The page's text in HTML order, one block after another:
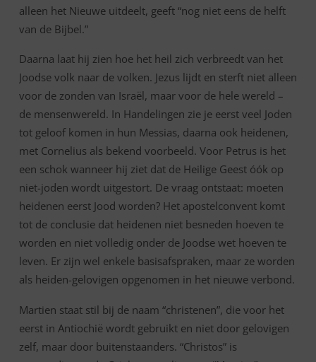
alleen het Nieuwe uitdeelt, geeft “nog niet eens de helft
van de Bijbel.”
Daarna laat hij zien hoe het heil zich verbreedt van het
Joodse volk naar de volken. Jezus lijdt en sterft niet alleen
voor de zonden van Israël, maar voor de hele wereld –
de mensenwereld. In Handelingen zie je eerst veel Joden
tot geloof komen in hun Messias, daarna ook heidenen,
met Cornelius als bekend voorbeeld. Voor Petrus is het
een schok wanneer hij ziet dat de Heilige Geest óók op
niet-joden wordt uitgestort. De vraag ontstaat: moeten
heidenen eerst Jood worden? Het apostelconvent komt
tot de conclusie dat heidenen niet besneden hoeven te
worden en niet volledig onder de Joodse wet hoeven te
leven. Er zijn wel enkele basisafspraken, maar ze worden
als heiden-gelovigen opgenomen in het nieuwe verbond.
Martien staat stil bij de naam “christenen”, die voor het
eerst in Antiochië wordt gebruikt en niet door gelovigen
zelf, maar door buitenstaanders. “Christos” is